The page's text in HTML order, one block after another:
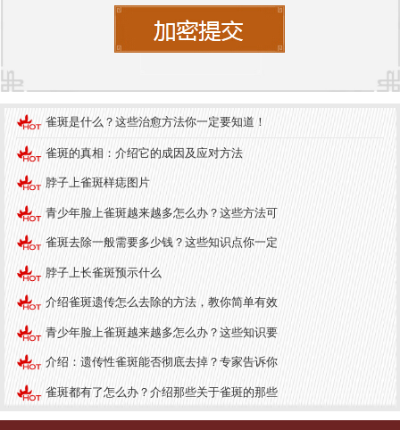
某些情况下，它们可能预示着潜在的健康问题。以
下是一些可能的疾病：
致皮肤出现异常pigmentation，包括雀斑。如果你发
现脖子上有多个雀斑，同时伴有体重变化、心悸、
疲劳等症状，建议尽早就医检查甲状腺功能。
2. 内分泌疾病：一些内分泌疾病，如肾上腺功能亢
进症，可能导致皮肤色素沉着，出现雀斑。这种情
况通常伴随其他症状，如高血压、头痛、多汗等。
3. 皮肤病：某些皮肤病，如黄褐斑、黑色素瘤等，
可能表现为皮肤上出现异常斑点。如果你发现脖子
上的雀斑快速增大或颜色加深，应及时就医检查，
以排除恶性肿瘤的可能性。
4. 代谢异常：某些代谢异常，如糖尿病，可能导致
皮肤出现色素沉着。如果你发现脖子上有多个雀
斑，同时伴有口渴、多尿、体重下降等症状，建议
雀斑是什么？这些治愈方法你一定要知道！
雀斑的真相：介绍它的成因及应对方法
脖子上雀斑样痣图片
青少年脸上雀斑越来越多怎么办？这些方法可
雀斑去除一般需要多少钱？这些知识点你一定
脖子上长雀斑预示什么
介绍雀斑遗传怎么去除的方法，教你简单有效
青少年脸上雀斑越来越多怎么办？这些知识要
介绍：遗传性雀斑能否彻底去掉？专家告诉你
雀斑都有了怎么办？介绍那些关于雀斑的那些